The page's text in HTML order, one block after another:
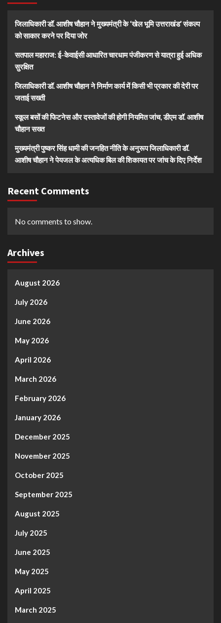
जिलाधिकारी डॉ. आशीष चौहान ने मुख्यमंत्री के ‘खेल भूमि उत्तराखंड’ संकल्प
को साकार करने पर दिया जोर
सतपाल महाराज: ई-केवाईसी आधारित चारधाम पंजीकरण से यात्रा हुई अधिक
सुरक्षित
जिलाधिकारी डॉ. आशीष चौहान ने निर्माण कार्य में किसी भी प्रकार की देरी पर
जताई सख्ती
स्कूल बसों की फिटनेस और दस्तावेजों की होगी नियमित जांच, डीएम डॉ. आशीष
चौहान सख्त
मुख्यमंत्री पुष्कर सिंह धामी की जनहित नीति के अनुरूप जिलाधिकारी डॉ.
आशीष चौहान ने पेयजल के अत्यधिक बिल की शिकायत पर जांच के दिए निर्देश
Recent Comments
No comments to show.
Archives
August 2026
July 2026
June 2026
May 2026
April 2026
March 2026
February 2026
January 2026
December 2025
November 2025
October 2025
September 2025
August 2025
July 2025
June 2025
May 2025
April 2025
March 2025